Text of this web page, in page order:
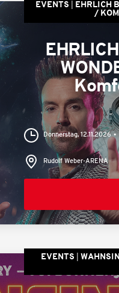
EVENTS
EHRLICH
/
Donnerstag, 12.11.2026
Rudolf Weber-ARENA
EVENTS